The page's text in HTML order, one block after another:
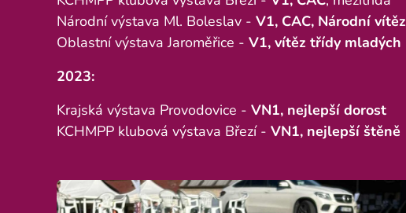
Národní výstava Ml. Boleslav - V1, CAC, Národní vítěz
Oblastní výstava Jaroměřice - V1, vítěz třídy mladých
2023:
Krajská výstava Provodovice - VN1, nejlepší dorost
KCHMPP klubová výstava Březí - VN1, nejlepší štěně